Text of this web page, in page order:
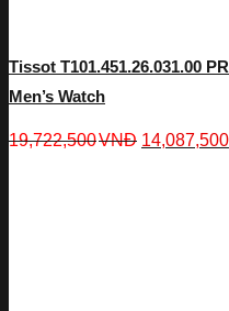
Tissot T101.451.26.031.00
Men’s Watch
19,722,500VNĐ 14,087,500